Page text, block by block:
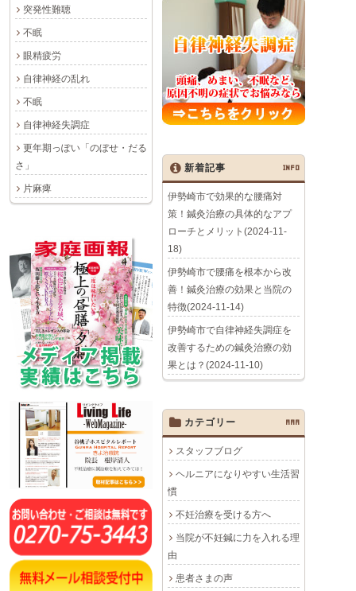
突発性難聴
不眠
眼精疲労
自律神経の乱れ
不眠
自律神経失調症
更年期っぽい「のぼせ・だる
さ」
片麻痺
新着記事 INFO
伊勢崎市で効果的な腰痛対
策！鍼灸治療の具体的なアプ
ローチとメリット(2024-11-
18)
伊勢崎市で腰痛を根本から改
善！鍼灸治療の効果と当院の
特徴(2024-11-14)
伊勢崎市で自律神経失調症を
改善するための鍼灸治療の効
果とは？(2024-11-10)
カテゴリー AAA
スタッフブログ
ヘルニアになりやすい生活習
慣
不妊治療を受ける方へ
当院が不妊鍼に力を入れる理
由
患者さまの声